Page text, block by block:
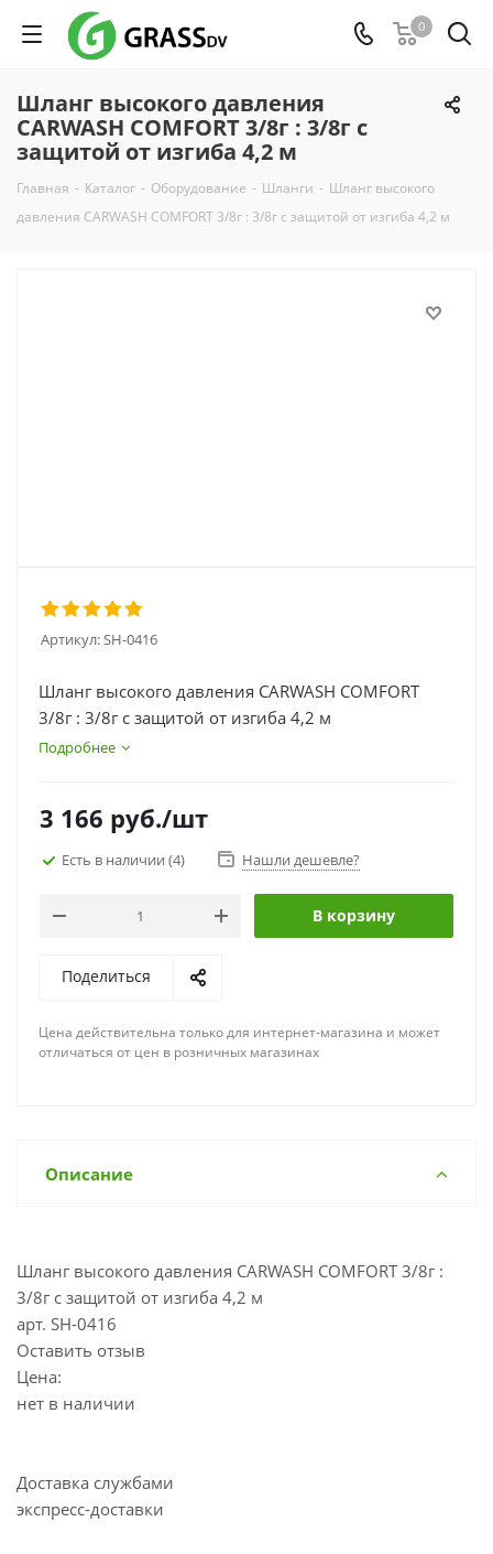
0
Шланг высокого давления
CARWASH COMFORT 3/8г : 3/8г с
защитой от изгиба 4,2 м
Главная - Каталог - Оборудование - Шланги - Шланг высокого
давления CARWASH COMFORT 3/8г : 3/8г с защитой от изгиба 4,2 м
Артикул:SH-0416
Шланг высокого давления CARWASH COMFORT
3/8г : 3/8г с защитой от изгиба 4,2 м
Подробнее
3 166 руб./шт
Есть в наличии (4) Нашли дешевле?
В корзину
Поделиться
Цена действительна только для интернет-магазина и может
отличаться от цен в розничных магазинах
Описание
Шланг высокого давления CARWASH COMFORT 3/8г :
3/8г с защитой от изгиба 4,2 м
арт. SH-0416
Оставить отзыв
Цена:
нет в наличии
Доставка службами
экспресс-доставки